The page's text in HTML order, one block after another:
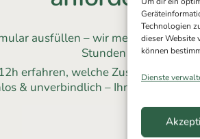
Technologien
dieser Website
können
Dienste
ausfüllen – wir melden uns
Stunden
erfahren, welche Zuschüsse Sie
& unverbindlich – Ihre Daten sind